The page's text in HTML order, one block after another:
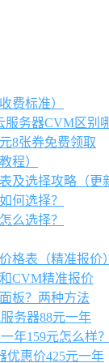
费标准）
务器CVM区别
8张券免费领取
程）
及选择攻略（更
何选择？
么选择？
格表（精准报价）
CVM精准报价
板？两种方法
务器88元一年
年159元怎么样？
优惠价425元一年